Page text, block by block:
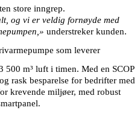
store inngrep.
og vi er veldig fornøyde med
understreker kunden.
som leverer
500 m³ luft i timen. Med en SCOP
rask besparelse for bedrifter med
krevende miljøer, med robust